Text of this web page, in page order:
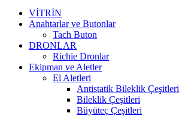
VİTRİN
Anahtarlar ve Butonlar
Tach Buton
DRONLAR
Richie Dronlar
Ekipman ve Aletler
El Aletleri
Antistatik Bileklik Çeşitleri
Bileklik Çeşitleri
Büyüteç Çeşitleri